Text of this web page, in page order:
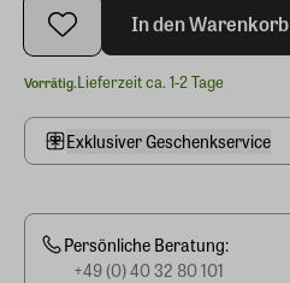
In den Warenkorb
Vorrätig.Lieferzeit ca. 1-2 Tage
Exklusiver Geschenkservice
Persönliche Beratung:
+49 (0) 40 32 80 101